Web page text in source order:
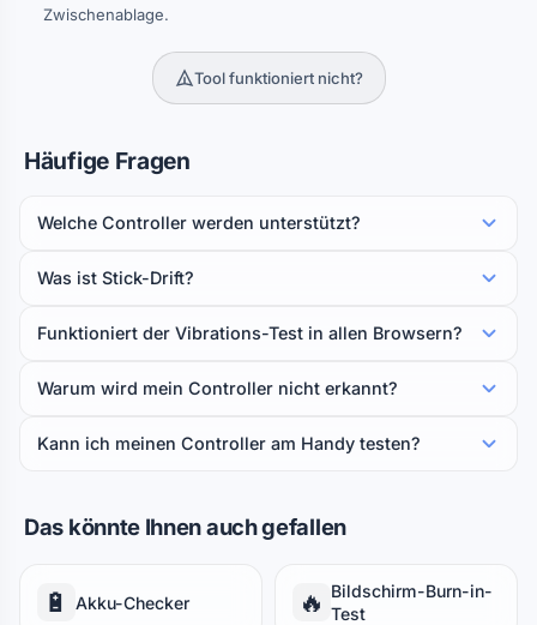
Zwischenablage.
Tool funktioniert nicht?
Häufige Fragen
Welche Controller werden unterstützt?
Was ist Stick-Drift?
Funktioniert der Vibrations-Test in allen Browsern?
Warum wird mein Controller nicht erkannt?
Kann ich meinen Controller am Handy testen?
Das könnte Ihnen auch gefallen
🔋 Akku-Checker 🔥 Bildschirm-Burn-in-
Test